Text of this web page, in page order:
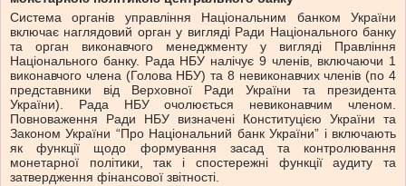
Система органів управління Національним банком України
включає наглядовий орган у вигляді Ради Національного банку
та орган виконавчого менеджменту у вигляді Правління
Національного банку. Рада НБУ налічує 9 членів, включаючи 1
виконавчого члена (Голова НБУ) та 8 невиконавчих членів (по 4
представники від Верховної Ради України та президента
України). Рада НБУ очолюється невиконавчим членом.
Повноваження Ради НБУ визначені Конституцією України та
Законом України “Про Національний банк України” і включають
як функції щодо формування засад та контролювання
монетарної політики, так і спостережні функції аудиту та
затвердження фінансової звітності.